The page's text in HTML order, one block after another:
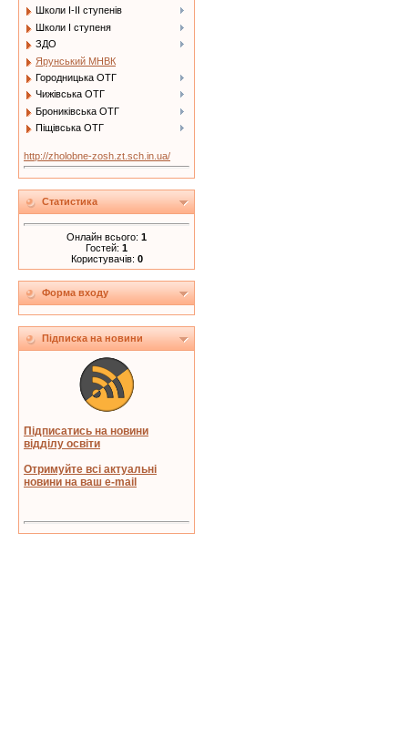
Школи І-ІІ ступенів
Школи І ступеня
ЗДО
Ярунський МНВК
Городницька ОТГ
Чижівська ОТГ
Брониківська ОТГ
Піщівська ОТГ
http://zholobne-zosh.zt.sch.in.ua/
Статистика
Онлайн всього: 1
Гостей: 1
Користувачів: 0
Форма входу
Підписка на новини
Підписатись на новини
відділу освіти
Отримуйте всі актуальні
новини на ваш e-mail